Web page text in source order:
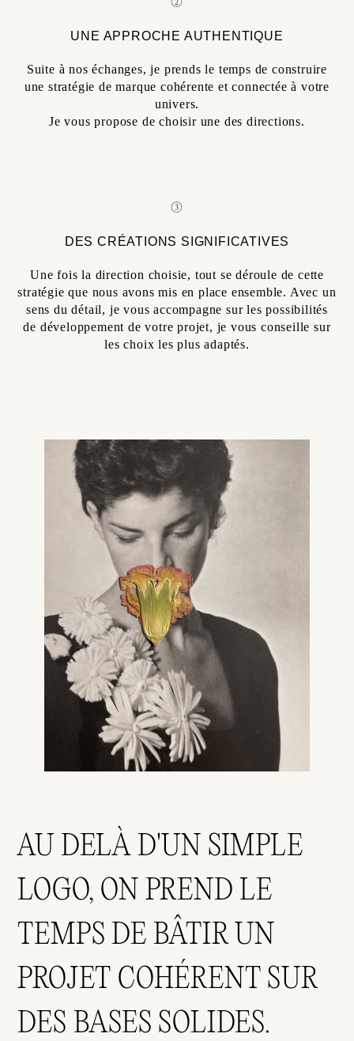
②
UNE APPROCHE AUTHENTIQUE
Suite à nos échanges, je prends le temps de construire
une stratégie de marque cohérente et connectée à votre
univers.
Je vous propose de choisir une des directions.
③
DES CRÉATIONS SIGNIFICATIVES
Une fois la direction choisie, tout se déroule de cette
stratégie que nous avons mis en place ensemble. Avec un
sens du détail, je vous accompagne sur les possibilités
de développement de votre projet, je vous conseille sur
les choix les plus adaptés.
AU DELÀ D'UN SIMPLE
LOGO, ON PREND LE
TEMPS DE BÂTIR UN
PROJET COHÉRENT SUR
DES BASES SOLIDES.